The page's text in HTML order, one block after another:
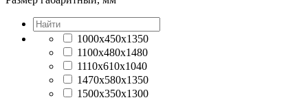
1000x450x1350
1100х480х1480
1110x610x1040
1470х580х1350
1500х350х1300